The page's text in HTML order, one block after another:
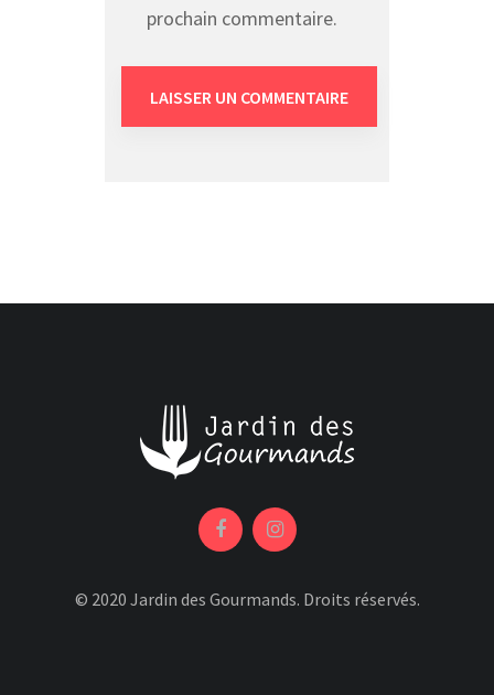
prochain commentaire.
© 2020 Jardin des Gourmands. Droits réservés.